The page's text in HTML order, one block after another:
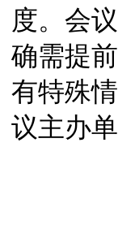
度。会
确需提
有特殊
议主办